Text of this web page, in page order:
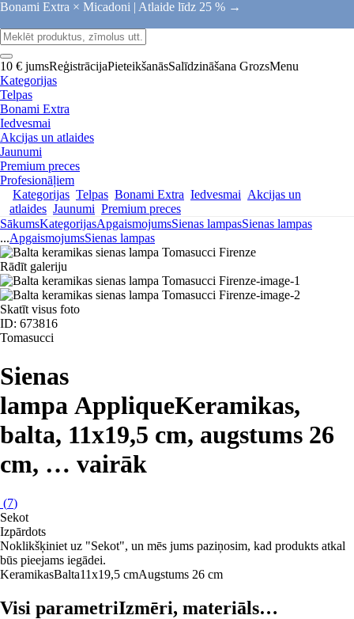
Bonami Extra × Micadoni | Atlaide līdz 25 % →
10 € jumsReģistrācijaPieteikšanāsSalīdzināšana GrozsMenu
Kategorijas
Telpas
Bonami Extra
Iedvesmai
Akcijas un atlaides
Jaunumi
Premium preces
Profesionāļiem
Kategorijas Telpas Bonami Extra Iedvesmai Akcijas un
atlaides Jaunumi Premium preces
SākumsKategorijasApgaismojumsSienas lampasSienas lampas
...ApgaismojumsSienas lampas
Rādīt galeriju
Skatīt visus foto
ID: 673816
Tomasucci
Sienas
lampa AppliqueKeramikas,
balta, 11x19,5 cm, augstums 26
cm, … vairāk
(7)
Sekot
Izpārdots
Noklikšķiniet uz "Sekot", un mēs jums paziņosim, kad produkts atkal
būs pieejams iegādei.
KeramikasBalta11x19,5 cmAugstums 26 cm
Visi parametriIzmēri, materiāls…